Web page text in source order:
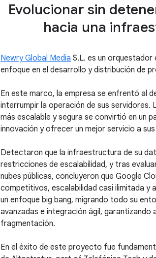
Evolucionar sin
hacia una
Newry Global Media S.L. es un orquestador
enfoque en el desarrollo y distribución de
En este marco, la empresa se enfrentó al
interrumpir la operación de sus servidores.
más escalable y segura se convirtió en un
innovación y ofrecer un mejor servicio a
Detectaron que la infraestructura de su
restricciones de escalabilidad, y tras
nubes públicas, concluyeron que Google
competitivos, escalabilidad casi ilimitada y
un enfoque big bang, migrando todo su
avanzadas e integración ágil, garantizando
fragmentación.
En el éxito de este proyecto fue